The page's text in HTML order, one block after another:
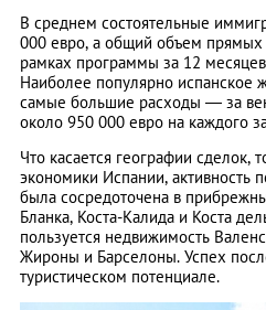
В среднем состоятельные
000 евро, а общий объем прямых
рамках программы за 12
Наиболее популярно испанское
самые большие расходы — за
около 950 000 евро на каждого
Что касается географии
экономики Испании, активность
была сосредоточена в
Бланка, Коста-Калида и Коста
пользуется недвижимость
Жироны и Барселоны. Успех
туристическом потенциале.